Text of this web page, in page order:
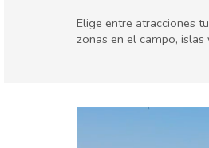
Elige entre atracciones
zonas en el campo,